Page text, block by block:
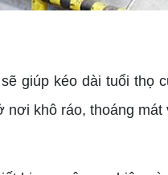
giúp kéo dài tuổi thọ
khô ráo, thoáng